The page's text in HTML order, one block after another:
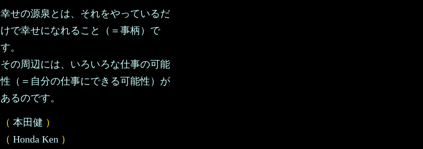
幸せの源泉とは、それをやっているだ
けで幸せになれること（＝事柄）で
す。
その周辺には、いろいろな仕事の可能
性（＝自分の仕事にできる可能性）が
あるのです。
（ 本田健 ）
（ Honda Ken ）